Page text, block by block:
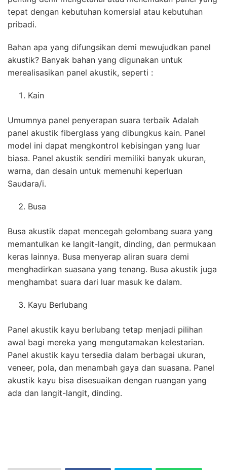
tepat dengan kebutuhan komersial atau kebutuhan
pribadi.
Bahan apa yang difungsikan demi mewujudkan panel
akustik? Banyak bahan yang digunakan untuk
merealisasikan panel akustik, seperti :
Kain
Umumnya panel penyerapan suara terbaik Adalah
panel akustik fiberglass yang dibungkus kain. Panel
model ini dapat mengkontrol kebisingan yang luar
biasa. Panel akustik sendiri memiliki banyak ukuran,
warna, dan desain untuk memenuhi keperluan
Saudara/i.
Busa
Busa akustik dapat mencegah gelombang suara yang
memantulkan ke langit-langit, dinding, dan permukaan
keras lainnya. Busa menyerap aliran suara demi
menghadirkan suasana yang tenang. Busa akustik juga
menghambat suara dari luar masuk ke dalam.
Kayu Berlubang
Panel akustik kayu berlubang tetap menjadi pilihan
awal bagi mereka yang mengutamakan kelestarian.
Panel akustik kayu tersedia dalam berbagai ukuran,
veneer, pola, dan menambah gaya dan suasana. Panel
akustik kayu bisa disesuaikan dengan ruangan yang
ada dan langit-langit, dinding.